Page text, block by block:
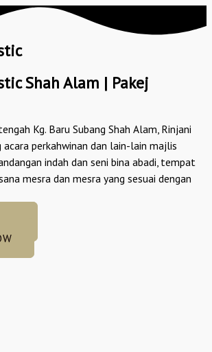
Shah Alam | Pakej
Kg. Baru Subang Shah Alam, Rinjani
perkahwinan dan lain-lain majlis
indah dan seni bina abadi, tempat
mesra dan mesra yang sesuai dengan